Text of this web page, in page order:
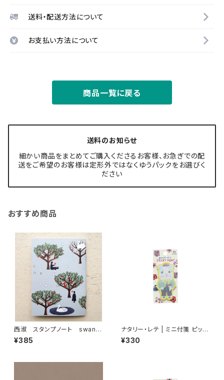
送料・配送方法について
お支払い方法について
商品一覧に戻る
送料のお知らせ
細かい商品をまとめてご購入くださるお客様、お急ぎでの配
送をご希望のお客様は定形外ではなくゆうパックをお選びく
ださい
おすすめ商品
西淑 スタンプノート swan f
orest
¥385
ナタリー・レテ | ミニ付箋 ピッグ
| Mini Sticky memo Pig
¥330